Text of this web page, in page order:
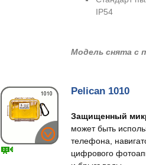
IP54
Модель снята с
Pelican 1010
Защищенный
может быть
телефона,
цифрового